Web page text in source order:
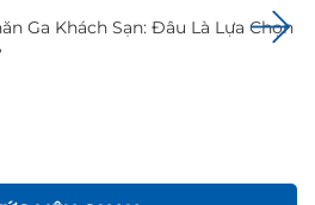
Ga Khách Sạn: Đâu Là Lựa Chọn